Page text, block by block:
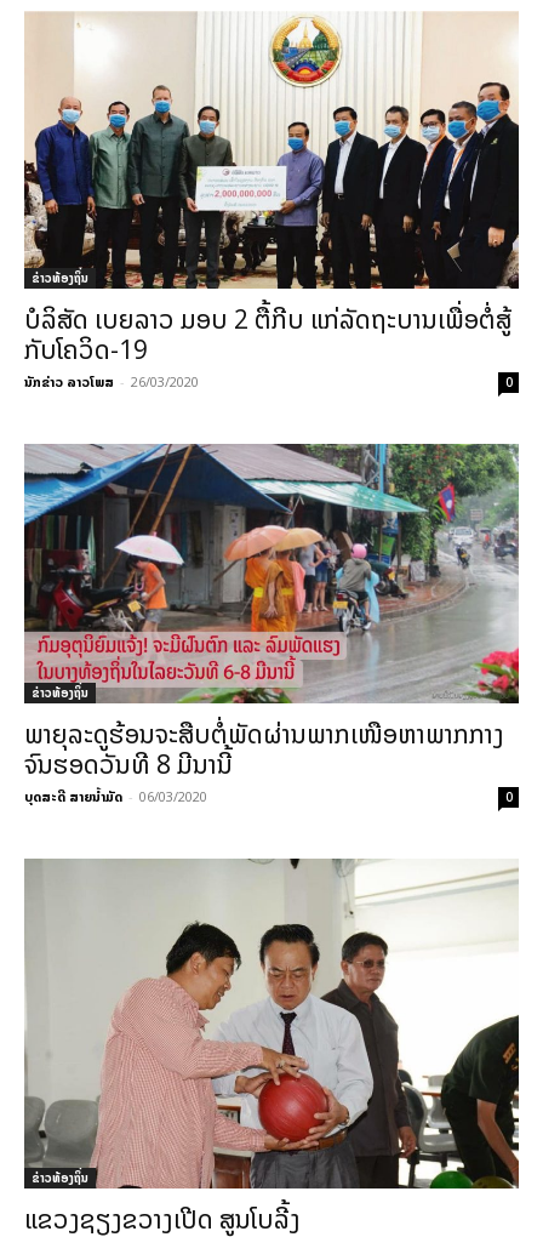
ຂ່າວທ້ອງຖິ່ນ
ບໍລິສັດ ເບຍລາວ ມອບ 2 ຕື້ກີບ ແກ່ລັດຖະບານເພື່ອຕໍ່ສູ້
ກັບໂຄວິດ-19
ນັກຂ່າວ ລາວໂພສ - 26/03/2020 0
ຂ່າວທ້ອງຖິ່ນ
ພາຍຸລະດູຮ້ອນຈະສືບຕໍ່ພັດຜ່ານພາກເໜືອຫາພາກກາງ
ຈົນຮອດວັນທີ 8 ມີນານີ້
ບຸດສະດີ ສາຍນ້ຳມັດ - 06/03/2020 0
ຂ່າວທ້ອງຖິ່ນ
ແຂວງຊຽງຂວາງເປີດ ສູນໂບລີ້ງ